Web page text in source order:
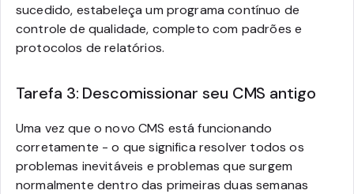
sucedido, estabeleça um programa contínuo de
controle de qualidade, completo com padrões e
protocolos de relatórios.
Tarefa 3: Descomissionar seu CMS antigo
Uma vez que o novo CMS está funcionando
corretamente - o que significa resolver todos os
problemas inevitáveis e problemas que surgem
normalmente dentro das primeiras duas semanas